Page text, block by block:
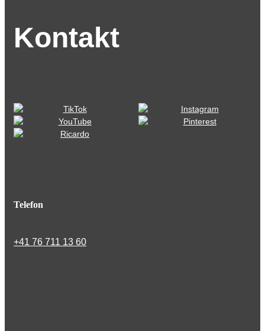
Kontakt
Telefon
+41 76 711 13 60